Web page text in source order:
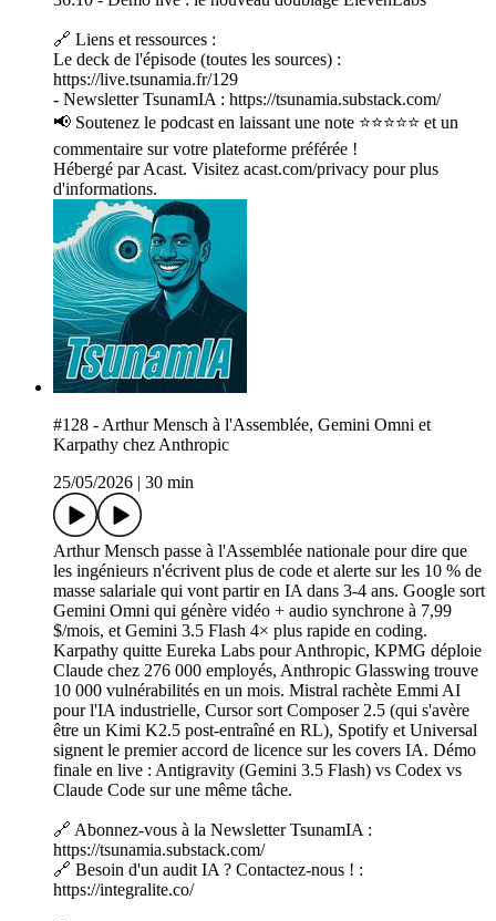
🔗 Liens et ressources :
Le deck de l'épisode (toutes les sources) :
https://live.tsunamia.fr/129
- Newsletter TsunamIA : https://tsunamia.substack.com/
📢 Soutenez le podcast en laissant une note ⭐⭐⭐⭐⭐ et un
commentaire sur votre plateforme préférée !
Hébergé par Acast. Visitez acast.com/privacy pour plus
d'informations.
#128 - Arthur Mensch à l'Assemblée, Gemini Omni et
Karpathy chez Anthropic
25/05/2026
30 min
Arthur Mensch passe à l'Assemblée nationale pour dire que
les ingénieurs n'écrivent plus de code et alerte sur les 10 % de
masse salariale qui vont partir en IA dans 3-4 ans. Google sort
Gemini Omni qui génère vidéo + audio synchrone à 7,99
$/mois, et Gemini 3.5 Flash 4× plus rapide en coding.
Karpathy quitte Eureka Labs pour Anthropic, KPMG déploie
Claude chez 276 000 employés, Anthropic Glasswing trouve
10 000 vulnérabilités en un mois. Mistral rachète Emmi AI
pour l'IA industrielle, Cursor sort Composer 2.5 (qui s'avère
être un Kimi K2.5 post-entraîné en RL), Spotify et Universal
signent le premier accord de licence sur les covers IA. Démo
finale en live : Antigravity (Gemini 3.5 Flash) vs Codex vs
Claude Code sur une même tâche.
🔗 Abonnez-vous à la Newsletter TsunamIA :
https://tsunamia.substack.com/
🔗 Besoin d'un audit IA ? Contactez-nous ! :
https://integralite.co/